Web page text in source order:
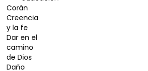
Corán
Creencia
y la fe
Dar en el
camino
de Dios
Daño